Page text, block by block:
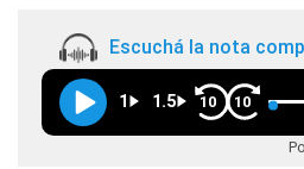
Escuchá la nota
1 1.5 10 10